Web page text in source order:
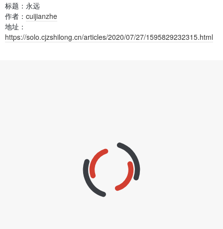
标题：永远
作者： cuijianzhe
地址：
https://solo.cjzshilong.cn/articles/2020/07/27/1595829232315.html